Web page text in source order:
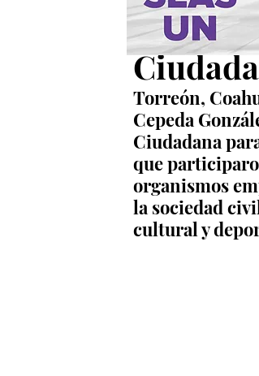
Alcalde
Torreón,
Cepeda
Ciudadana
que
organismos
la sociedad
cultural y